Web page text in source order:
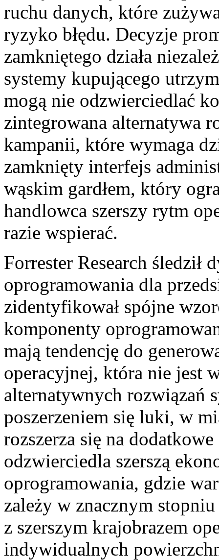
ruchu danych, które
ryzyko błędu. Decyzje
zamkniętego działa
systemy kupującego
mogą nie odzwierciedlać
zintegrowana alternatywa
kampanii, które wymaga
zamknięty interfejs
wąskim gardłem, który
handlowca szerszy rytm
razie wspierać.
Forrester Research śledził
oprogramowania dla
zidentyfikował spójne
komponenty
mają tendencję do
operacyjnej, która nie jest
alternatywnych rozwiązań
poszerzeniem się luki, w
rozszerza się na
odzwierciedla szerszą
oprogramowania, gdzie
zależy w znacznym
z szerszym krajobrazem
indywidualnych